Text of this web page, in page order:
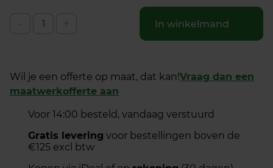
In winkelmand
Wil je een offerte op maat, dat kan!Vraag dan een
maatwerkofferte aan
Voor 14:00 besteld, vandaag verstuurd
Gratis levering voor bestellingen boven de
€125 excl btw